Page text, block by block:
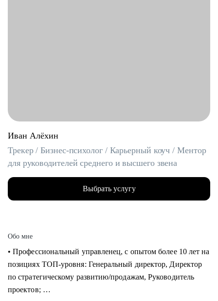
Иван Алёхин
Трекер / Бизнес-психолог / Карьерный коуч / Ментор
для руководителей среднего и высшего звена
Выбрать услугу
Обо мне
• Профессиональный управленец, с опытом более 10 лет на
позициях ТОП-уровня: Генеральный директор, Директор
по стратегическому развитию/продажам, Руководитель
проектов;